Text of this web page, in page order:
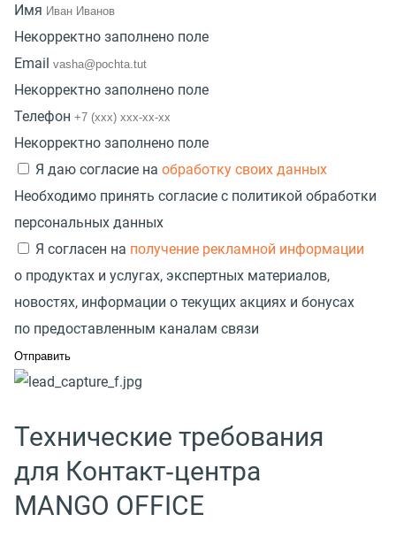
Имя
Некорректно заполнено поле
Email
Некорректно заполнено поле
Телефон
Некорректно заполнено поле
Я даю согласие на обработку своих данных
Необходимо принять согласие с политикой обработки
персональных данных
Я согласен на получение рекламной информации
о продуктах и услугах, экспертных материалов,
новостях, информации о текущих акциях и бонусах
по предоставленным каналам связи
Технические требования
для Контакт‑центра
MANGO OFFICE